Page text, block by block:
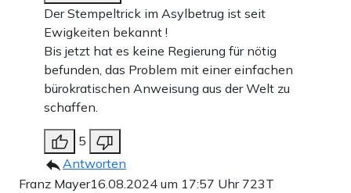
Der Stempeltrick im Asylbetrug ist seit
Ewigkeiten bekannt !
Bis jetzt hat es keine Regierung für nötig
befunden, das Problem mit einer einfachen
bürokratischen Anweisung aus der Welt zu
schaffen.
5
Antworten
Franz Mayer16.08.2024 um 17:57 Uhr 723T